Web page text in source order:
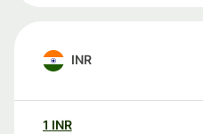
INR
1 INR